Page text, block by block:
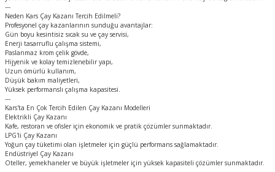
---
Neden Kars Çay Kazanı Tercih Edilmeli?
Profesyonel çay kazanlarının sunduğu avantajlar:
Gün boyu kesintisiz sıcak su ve çay servisi,
Enerji tasarruflu çalışma sistemi,
Paslanmaz krom çelik gövde,
Hijyenik ve kolay temizlenebilir yapı,
Uzun ömürlü kullanım,
Düşük bakım maliyetleri,
Yüksek performanslı çalışma kapasitesi.
---
Kars'ta En Çok Tercih Edilen Çay Kazanı Modelleri
Elektrikli Çay Kazanı
Kafe, restoran ve ofisler için ekonomik ve pratik çözümler sunmaktadır.
LPG'li Çay Kazanı
Yoğun çay tüketimi olan işletmeler için güçlü performans sağlamaktadır.
Endüstriyel Çay Kazanı
Oteller, yemekhaneler ve büyük işletmeler için yüksek kapasiteli çözümler sunmaktadır.